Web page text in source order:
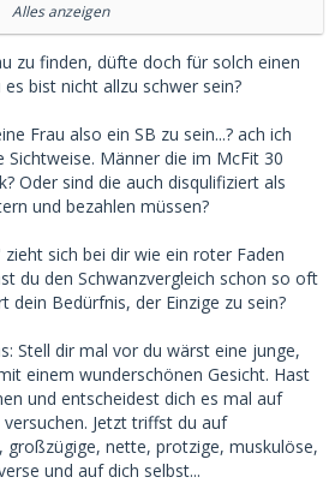
Suche auch 1 oder 2 Mal falsch
30 ONS hatte, ist für mich kein
kein SB. Punkt, fertig aus.
Alles anzeigen
zu finden, düfte doch für solch einen
bist nicht allzu schwer sein?
Frau also ein SB zu sein...? ach ich
Sichtweise. Männer die im McFit 30
Oder sind die auch disqulifiziert als
und bezahlen müssen?
sich bei dir wie ein roter Faden
du den Schwanzvergleich schon so oft
dein Bedürfnis, der Einzige zu sein?
Stell dir mal vor du wärst eine junge,
einem wunderschönen Gesicht. Hast
und entscheidest dich es mal auf
Jetzt triffst du auf
großzügige, nette, protzige, muskulöse,
und auf dich selbst...